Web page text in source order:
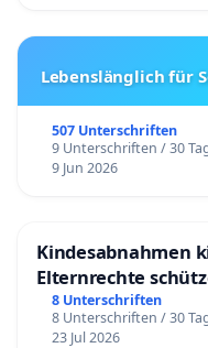
Lebenslänglich für
507 Unterschriften
9 Unterschriften / 30
9 Jun 2026
Kindesabnahmen
Elternrechte
8 Unterschriften
8 Unterschriften / 30
23 Jul 2026